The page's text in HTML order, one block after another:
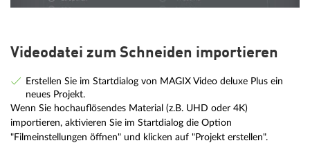
Videodatei zum Schneiden importieren
Erstellen Sie im Startdialog von MAGIX Video deluxe Plus ein
neues Projekt.
Wenn Sie hochauflösendes Material (z.B. UHD oder 4K)
importieren, aktivieren Sie im Startdialog die Option
"Filmeinstellungen öffnen" und klicken auf "Projekt erstellen".